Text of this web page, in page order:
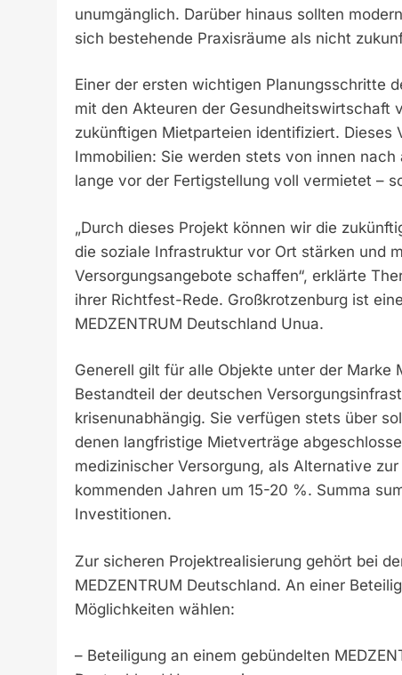
unumgänglich. Darüber hinaus sollten
sich bestehende Praxisräume als nicht
Einer der ersten wichtigen Planungsschritte
mit den Akteuren der Gesundheitswirtschaft
zukünftigen Mietparteien identifiziert. Dieses
Immobilien: Sie werden stets von innen
lange vor der Fertigstellung voll vermietet –
„Durch dieses Projekt können wir die
die soziale Infrastruktur vor Ort stärken und
Versorgungsangebote schaffen“, erklärte
ihrer Richtfest-Rede. Großkrotzenburg ist
MEDZENTRUM Deutschland Unua.
Generell gilt für alle Objekte unter der Marke
Bestandteil der deutschen
krisenunabhängig. Sie verfügen stets über
denen langfristige Mietverträge
medizinischer Versorgung, als Alternative
kommenden Jahren um 15-20 %. Summa
Investitionen.
Zur sicheren Projektrealisierung gehört bei
MEDZENTRUM Deutschland. An einer
Möglichkeiten wählen:
– Beteiligung an einem gebündelten